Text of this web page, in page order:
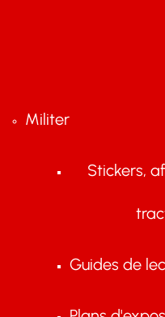
Militer
Stickers,
Guides de